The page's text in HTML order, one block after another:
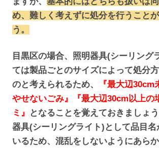
め、難しく考えずに処分を行うこと
う。
目黒区の場合、照明器具(シーリング
ては製品ごとのサイズによって処分
のと考えられるため、
『最大辺
やせないごみ』 『最大辺30cm以上の
ミ 』
となることを覚えておきましょ
器具(シーリングライト)として品目名
いるため、混乱をしないようにあら